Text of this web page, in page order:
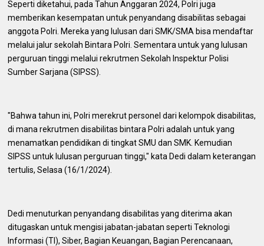
Seperti diketahui, pada Tahun Anggaran 2024, Polri juga
memberikan kesempatan untuk penyandang disabilitas sebagai
anggota Polri. Mereka yang lulusan dari SMK/SMA bisa mendaftar
melalui jalur sekolah Bintara Polri. Sementara untuk yang lulusan
perguruan tinggi melalui rekrutmen Sekolah Inspektur Polisi
Sumber Sarjana (SIPSS).
"Bahwa tahun ini, Polri merekrut personel dari kelompok disabilitas,
di mana rekrutmen disabilitas bintara Polri adalah untuk yang
menamatkan pendidikan di tingkat SMU dan SMK. Kemudian
SIPSS untuk lulusan perguruan tinggi," kata Dedi dalam keterangan
tertulis, Selasa (16/1/2024).
Dedi menuturkan penyandang disabilitas yang diterima akan
ditugaskan untuk mengisi jabatan-jabatan seperti Teknologi
Informasi (TI), Siber, Bagian Keuangan, Bagian Perencanaan,